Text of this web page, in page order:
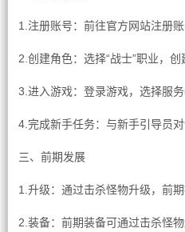
1.注册账号：前往官方网站注册账
2.创建角色：选择“战士”职业，创
3.进入游戏：登录游戏，选择服务
4.完成新手任务：与新手引导员对
三、前期发展
1.升级：通过击杀怪物升级，前
2.装备：前期装备可通过击杀怪